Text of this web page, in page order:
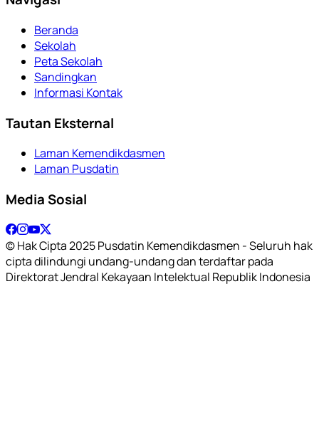
Beranda
Sekolah
Peta Sekolah
Sandingkan
Informasi Kontak
Tautan Eksternal
Laman Kemendikdasmen
Laman Pusdatin
Media Sosial
© Hak Cipta 2025 Pusdatin Kemendikdasmen - Seluruh hak
cipta dilindungi undang-undang dan terdaftar pada
Direktorat Jendral Kekayaan Intelektual Republik Indonesia